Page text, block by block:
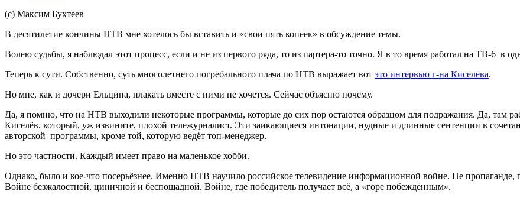
(с) Максим Бухтеев
В десятилетие кончины НТВ мне хотелось бы вставить и «свои пять копеек» в обсуждение темы.
Волею судьбы, я наблюдал этот процесс, если и не из первого ряда, то из партера-то точно. Я в то время работал на ТВ-6 в
Теперь к сути. Собственно, суть многолетнего погребального плача по НТВ выражает вот это интервью г-на Киселёва.
Но мне, как и дочери Ельцина, плакать вместе с ними не хочется. Сейчас объясню почему.
Да, я помню, что на НТВ выходили некоторые программы, которые до сих пор остаются образцом для подражания. Да, там
Киселёв, который, уж извините, плохой тележурналист. Эти заикающиеся интонации, нудные и длинные сентенции в
авторской программы, кроме той, которую ведёт топ-менеджер.
Но это частности. Каждый имеет право на маленькое хобби.
Однако, было и кое-что посерьёзнее. Именно НТВ научило российское телевидение информационной войне. Не
Войне безжалостной, циничной и беспощадной. Войне, где победитель получает всё, а «горе побеждённым».